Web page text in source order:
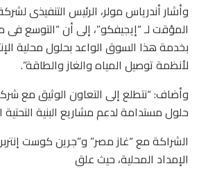
المؤقت لـ “إيجيفكو”، إلى أن “التوسع
بخدمة هذا السوق الواعد بحلول محلية
لأنظمة توصيل المياه والغاز والطاقة”.
وأضاف: “نتطلع إلى التعاون الوثيق مع
حلول مستدامة لدعم مشاريع البنية
الشراكة مع “غاز مصر” و”جرين كوست
الإمداد المحلية، حيث علق